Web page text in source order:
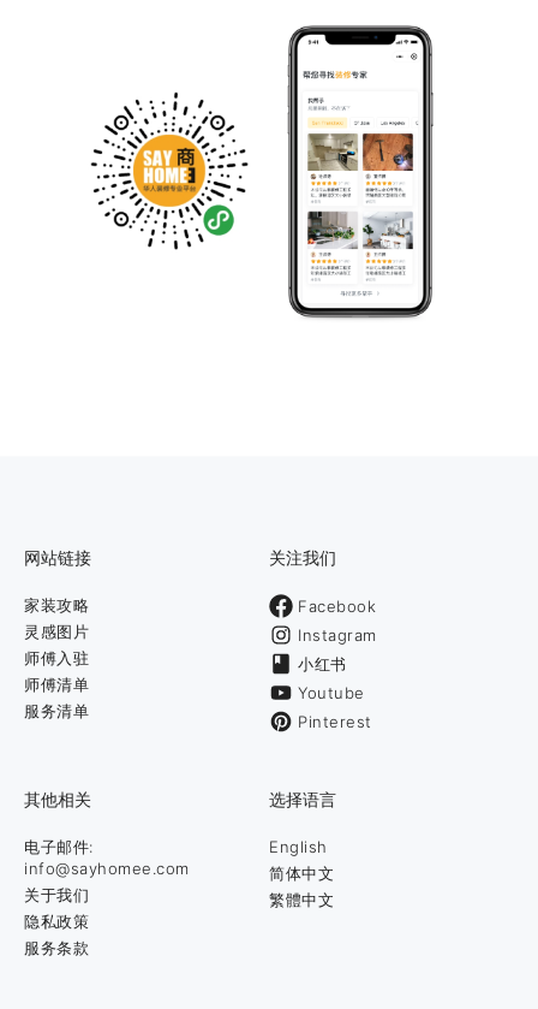
网站链接
家装攻略
灵感图片
师傅入驻
师傅清单
服务清单
关注我们
Facebook
Instagram
小红书
Youtube
Pinterest
其他相关
电子邮件:
info@sayhomee.com
关于我们
隐私政策
服务条款
选择语言
English
简体中文
繁體中文